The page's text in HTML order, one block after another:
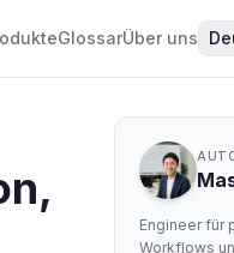
GlossarÜber uns
Engineer für
Workflows